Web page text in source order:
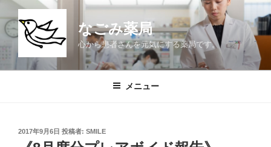
ン
テ
なごみ薬局
心から患者さんを元気にする薬局です。
メニュー
投
2017年9月6日 投稿者: SMILE